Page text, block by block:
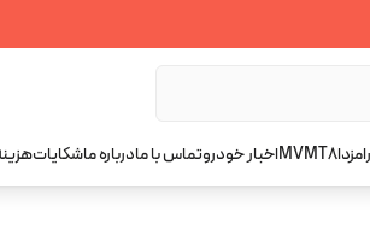
مزداT8
MVMاخبار خودروتماس با مادرباره ماشکایات